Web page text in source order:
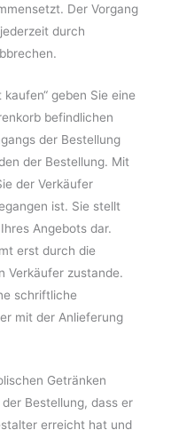
Der Vorgang
durch
geben Sie eine
befindlichen
der Bestellung
der Bestellung. Mit
der Verkäufer
ist. Sie stellt
Angebots dar.
erst durch die
Verkäufer zustande.
schriftliche
mit der Anlieferung
Getränken
Bestellung, dass er
erreicht hat und